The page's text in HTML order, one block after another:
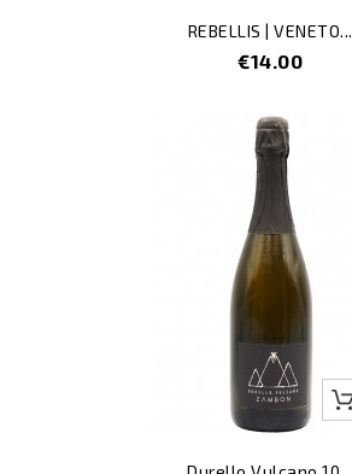
REBELLIS | VENETO...
Price
€14.00